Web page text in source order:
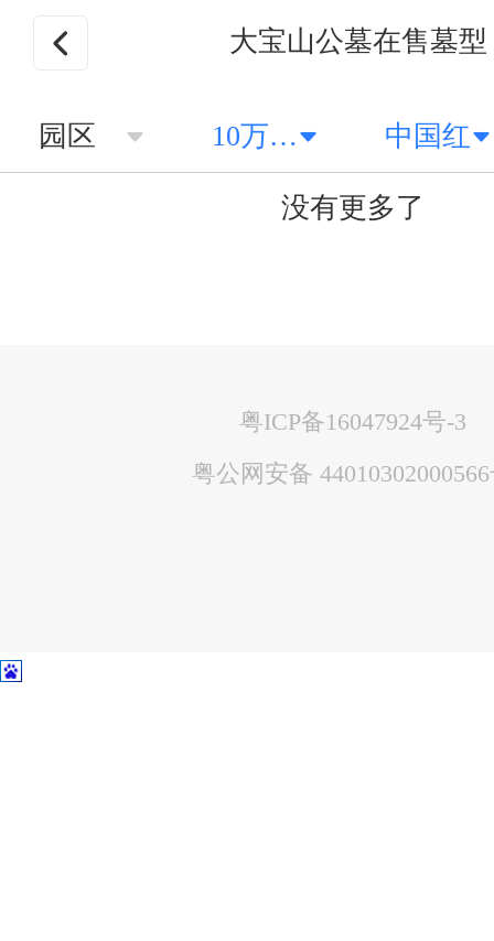
大宝山公墓在售墓型
园区 10万以上 中国红
没有更多了
粤ICP备16047924号-3
粤公网安备